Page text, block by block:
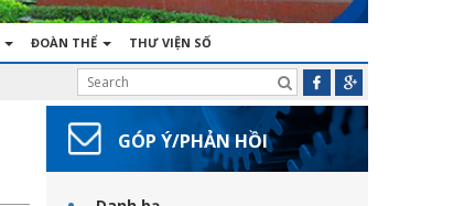
ĐOÀN THỂ THƯ VIỆN SỐ
GÓP Ý/PHẢN HỒI